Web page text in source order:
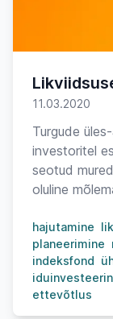
11.03.2020
Turgude
investoritel
seotud
oluline
hajutamine
planeerimine
indeksfond
ettevõtlus